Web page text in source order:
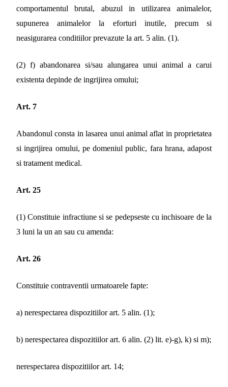
comportamentul brutal, abuzul in utilizarea animalelor,
supunerea animalelor la eforturi inutile, precum si
neasigurarea conditiilor prevazute la art. 5 alin. (1).
(2) f) abandonarea si/sau alungarea unui animal a carui
existenta depinde de ingrijirea omului;
Art. 7
Abandonul consta in lasarea unui animal aflat in proprietatea
si ingrijirea omului, pe domeniul public, fara hrana, adapost
si tratament medical.
Art. 25
(1) Constituie infractiune si se pedepseste cu inchisoare de la
3 luni la un an sau cu amenda:
Art. 26
Constituie contraventii urmatoarele fapte:
a) nerespectarea dispozitiilor art. 5 alin. (1);
b) nerespectarea dispozitiilor art. 6 alin. (2) lit. e)-g), k) si m);
nerespectarea dispozitiilor art. 14;